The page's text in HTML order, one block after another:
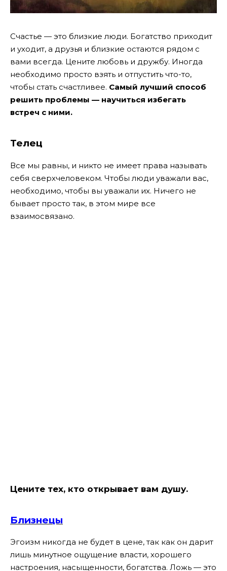
Счастье — это близкие люди. Богатство приходит
и уходит, а друзья и близкие остаются рядом с
вами всегда. Цените любовь и дружбу. Иногда
необходимо просто взять и отпустить что-то,
чтобы стать счастливее. Самый лучший способ
решить проблемы — научиться избегать
встреч с ними.
Телец
Все мы равны, и никто не имеет права называть
себя сверхчеловеком. Чтобы люди уважали вас,
необходимо, чтобы вы уважали их. Ничего не
бывает просто так, в этом мире все
взаимосвязано.
Цените тех, кто открывает вам душу.
Близнецы
Эгоизм никогда не будет в цене, так как он дарит
лишь минутное ощущение власти, хорошего
настроения, насыщенности, богатства. Ложь — это